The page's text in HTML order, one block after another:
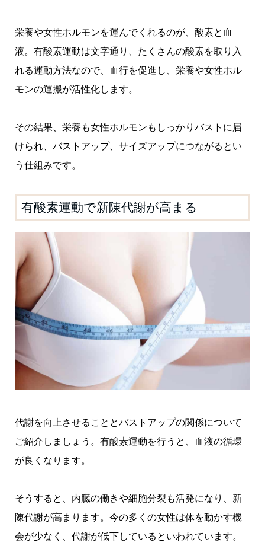
栄養や女性ホルモンを運んでくれるのが、酸素と血
液。 有酸素運動は文字通り、たくさんの酸素を取り入
れる運動方法なので、血行を促進し、栄養や女性ホル
モンの運搬が活性化します。
その結果、栄養も女性ホルモンもしっかりバストに届
けられ、バストアップ、サイズアップにつながるとい
う仕組みです。
有酸素運動で新陳代謝が高まる
代謝を向上させることとバストアップの関係について
ご紹介しましょう。有酸素運動を行うと、血液の循環
が良くなります。
そうすると、内臓の働きや細胞分裂も活発になり、新
陳代謝が高まります。今の多くの女性は体を動かす機
会が少なく、代謝が低下しているといわれています。